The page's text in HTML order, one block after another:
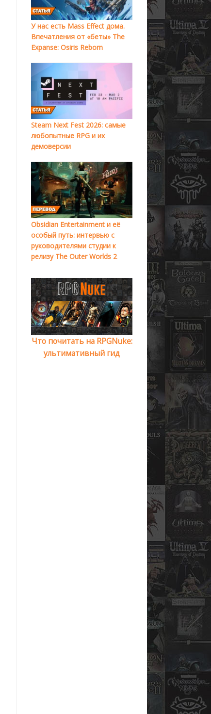
У нас есть Mass Effect дома.
Впечатления от «беты» The
Expanse: Osiris Reborn
Steam Next Fest 2026: самые
любопытные RPG и их
демоверсии
Obsidian Entertainment и её
особый путь: интервью с
руководителями студии к
релизу The Outer Worlds 2
Что почитать на RPGNuke:
ультимативный гид